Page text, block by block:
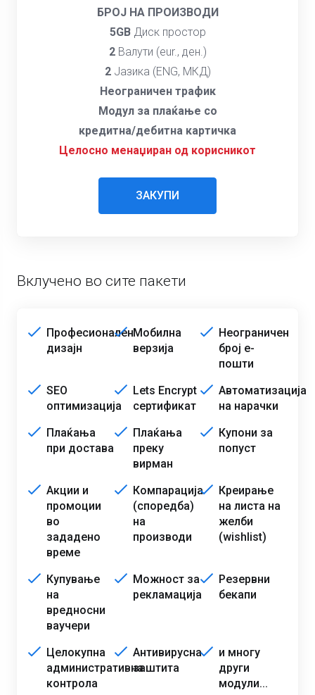
БРОЈ НА ПРОИЗВОДИ
5GBДиск простор
2Валути (eur., ден.)
2Јазика (ENG, МКД)
Неограничен трафик
Модул за плаќање со
кредитна/дебитна картичка
Целосно менаџиран од корисникот
ЗАКУПИ
Вклучено во сите пакети
Професионален
дизајн
Мобилна
верзија
Неограничен
број е-
пошти
SEO
оптимизација
Lets Encrypt
сертификат
Автоматизација
на нарачки
Плаќања
при достава
Плаќања
преку
вирман
Купони за
попуст
Акции и
промоции
во
зададено
време
Компарација
(споредба)
на
производи
Креирање
на листа на
желби
(wishlist)
Купување
на
вредносни
ваучери
Можност за
рекламација
Резервни
бекапи
Целокупна
административна
контрола
Антивирусна
заштита
и многу
други
модули...